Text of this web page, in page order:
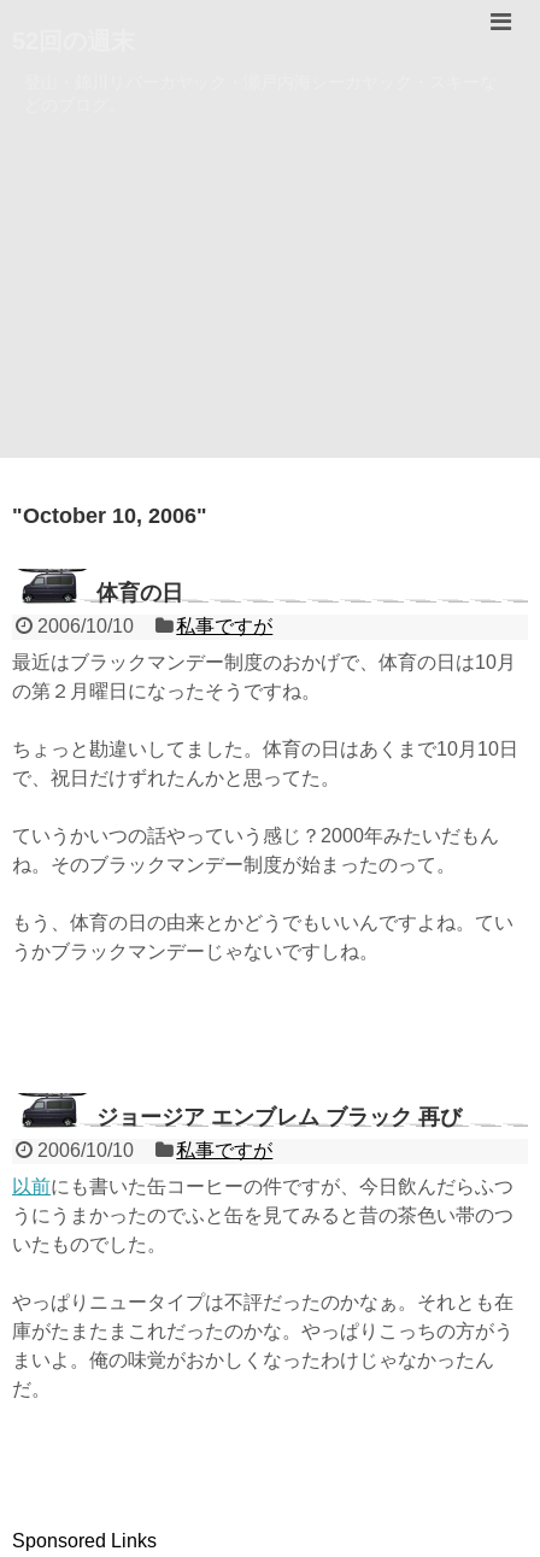
"October 10, 2006"
体育の日
2006/10/10
私事ですが
最近はブラックマンデー制度のおかげで、体育の日は10月
の第２月曜日になったそうですね。
ちょっと勘違いしてました。体育の日はあくまで10月10日
で、祝日だけずれたんかと思ってた。
ていうかいつの話やっていう感じ？2000年みたいだもん
ね。そのブラックマンデー制度が始まったのって。
もう、体育の日の由来とかどうでもいいんですよね。てい
うかブラックマンデーじゃないですしね。
ジョージア エンブレム ブラック 再び
2006/10/10
私事ですが
以前にも書いた缶コーヒーの件ですが、今日飲んだらふつ
うにうまかったのでふと缶を見てみると昔の茶色い帯のつ
いたものでした。
やっぱりニュータイプは不評だったのかなぁ。それとも在
庫がたまたまこれだったのかな。やっぱりこっちの方がう
まいよ。俺の味覚がおかしくなったわけじゃなかったん
だ。
Sponsored Links